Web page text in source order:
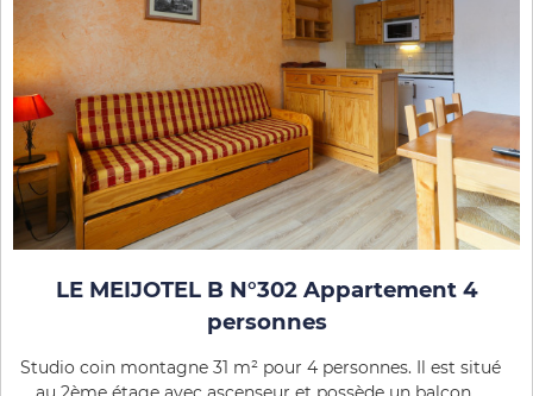
LE MEIJOTEL B N°302 Appartement 4
personnes
Studio coin montagne 31 m² pour 4 personnes. Il est situé